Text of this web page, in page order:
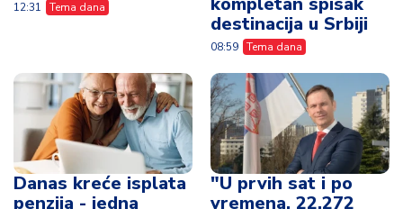
Danas kreće isplata
dobija novac
Tema dana
"U prvih sat i po
vremena, 22.272
zahteva za
turističke vaučere
za penzionere"
10:33 Tema dana
Vidi sve vesti